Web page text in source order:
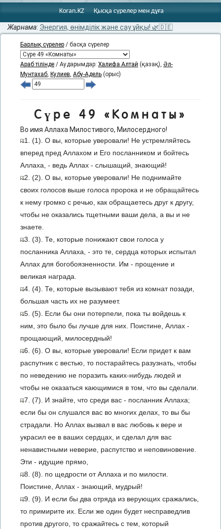
Koran.KZ Қысқа сүрелер мен дұға
Жарнама: Энергия, өнімділік және сау ұйқы! 🌿🇩🇪
Барлық сүрелер / басқа сүрелер
Араб тілінде / Аударымдар: Халифа Алтай (қазақ), Әл-
Мунтахаб, Кулиев, Абу-Адель (орыс)
Сүре 49 «Комнаты»
Во имя Аллаха Милостивого, Милосердного!
1. (1). О вы, которые уверовали! Не устремляйтесь
вперед пред Аллахом и Его посланником и бойтесь
Аллаха, - ведь Аллах - слышащий, знающий!
2. (2). О вы, которые уверовали! Не поднимайте
своих голосов выше голоса пророка и не обращайтесь
к нему громко с речью, как обращаетесь друг к другу,
чтобы не оказались тщетными ваши дела, а вы и не
знаете.
3. (3). Те, которые понижают свои голоса у
посланника Аллаха, - это те, сердца которых испытал
Аллах для богобоязненности. Им - прощение и
великая награда.
4. (4). Те, которые вызывают тебя из комнат позади,
большая часть их не разумеет.
5. (5). Если бы они потерпели, пока ты войдешь к
ним, это было бы лучше для них. Поистине, Аллах -
прощающий, милосердный!
6. (6). О вы, которые уверовали! Если придет к вам
распутник с вестью, то постарайтесь разузнать, чтобы
по неведению не поразить каких-нибудь людей и
чтобы не оказаться кающимися в том, что вы сделали.
7. (7). И знайте, что среди вас - посланник Аллаха;
если бы он слушался вас во многих делах, то вы бы
страдали. Но Аллах вызвал в вас любовь к вере и
украсил ее в ваших сердцах, и сделал для вас
ненавистными неверие, распутство и неповиновение.
Эти - идущие прямо,
8. (8). по щедрости от Аллаха и по милости.
Поистине, Аллах - знающий, мудрый!
9. (9). И если бы два отряда из верующих сражались,
то примирите их. Если же один будет несправедлив
против другого, то сражайтесь с тем, который